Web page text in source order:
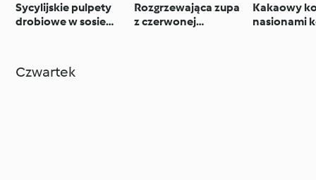
Sycylijskie pulpety
drobiowe w sosie
Rozgrzewająca zupa
z czerwonej
Kakaowy
nasionami
Czwartek